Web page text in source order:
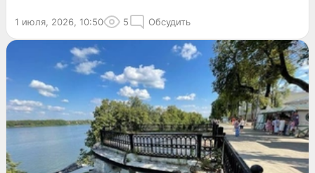
1 июля, 2026, 10:50 5 Обсудить